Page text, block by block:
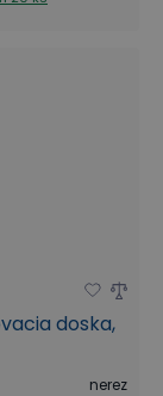
doska,
nerez